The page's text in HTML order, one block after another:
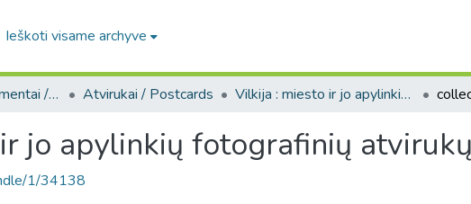
Ieškoti visame archyve
4.3. Vaizdiniai dokumentai / Visual documents Atvirukai / Postcards Vilkija : miesto ir jo apylinkių fotografinių atvirukų kolekcija
jo apylinkių fotografinių
1/34138